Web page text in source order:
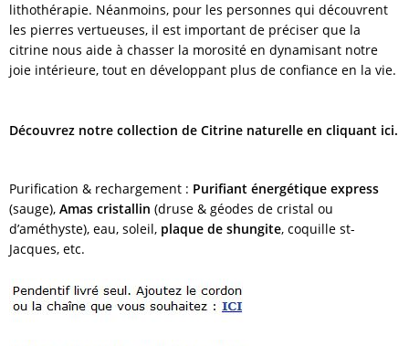
lithothérapie. Néanmoins, pour les personnes qui découvrent
les pierres vertueuses, il est important de préciser que la
citrine nous aide à chasser la morosité en dynamisant notre
joie intérieure, tout en développant plus de confiance en la vie.
Découvrez notre collection de Citrine naturelle en cliquant ici.
Purification & rechargement : Purifiant énergétique express
(sauge), Amas cristallin (druse & géodes de cristal ou
d’améthyste), eau, soleil, plaque de shungite, coquille st-
Jacques, etc.